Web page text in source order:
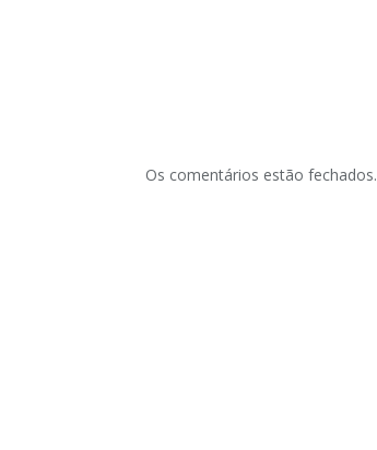
Os comentários estão fechados.